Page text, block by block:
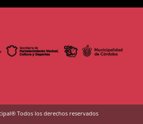
Todos los derechos reservados